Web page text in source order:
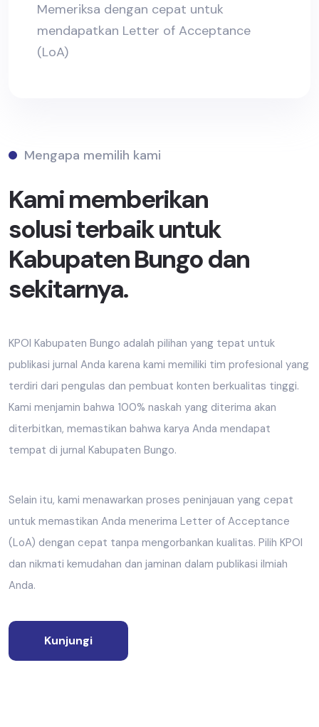
Memeriksa dengan cepat untuk
mendapatkan Letter of Acceptance
(LoA)
Mengapa memilih kami
Kami memberikan
solusi terbaik untuk
Kabupaten Bungo dan
sekitarnya.
KPOI Kabupaten Bungo adalah pilihan yang tepat untuk
publikasi jurnal Anda karena kami memiliki tim profesional yang
terdiri dari pengulas dan pembuat konten berkualitas tinggi.
Kami menjamin bahwa 100% naskah yang diterima akan
diterbitkan, memastikan bahwa karya Anda mendapat
tempat di jurnal Kabupaten Bungo.
Selain itu, kami menawarkan proses peninjauan yang cepat
untuk memastikan Anda menerima Letter of Acceptance
(LoA) dengan cepat tanpa mengorbankan kualitas. Pilih KPOI
dan nikmati kemudahan dan jaminan dalam publikasi ilmiah
Anda.
Kunjungi